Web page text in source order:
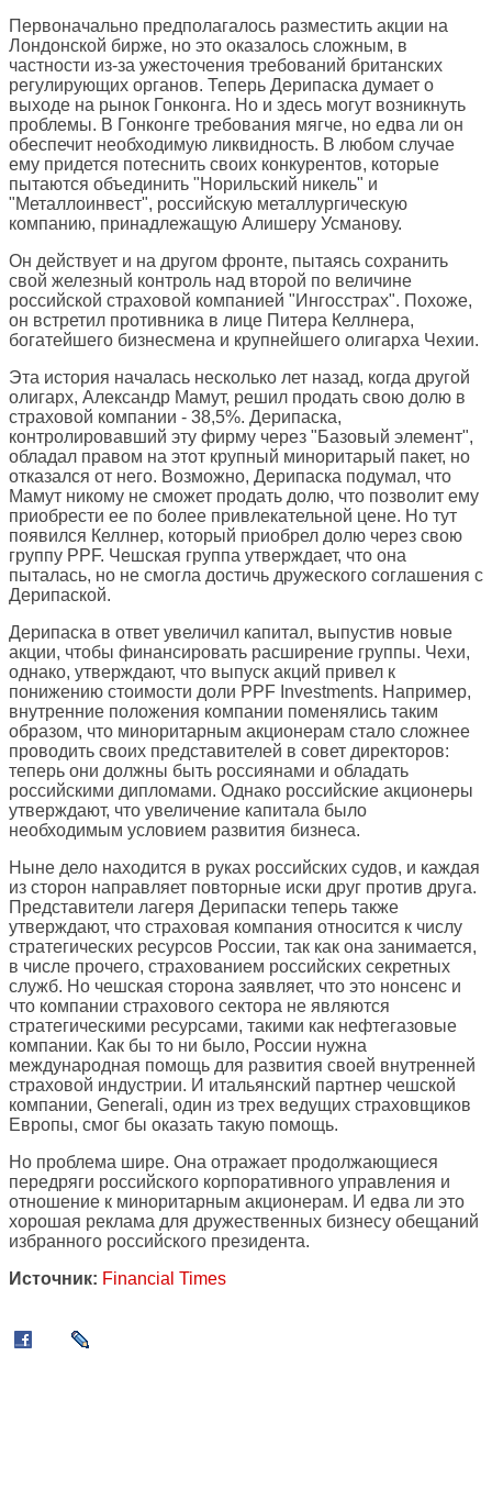
Первоначально предполагалось разместить акции на
Лондонской бирже, но это оказалось сложным, в
частности из-за ужесточения требований британских
регулирующих органов. Теперь Дерипаска думает о
выходе на рынок Гонконга. Но и здесь могут возникнуть
проблемы. В Гонконге требования мягче, но едва ли он
обеспечит необходимую ликвидность. В любом случае
ему придется потеснить своих конкурентов, которые
пытаются объединить "Норильский никель" и
"Металлоинвест", российскую металлургическую
компанию, принадлежащую Алишеру Усманову.
Он действует и на другом фронте, пытаясь сохранить
свой железный контроль над второй по величине
российской страховой компанией "Ингосстрах". Похоже,
он встретил противника в лице Питера Келлнера,
богатейшего бизнесмена и крупнейшего олигарха Чехии.
Эта история началась несколько лет назад, когда другой
олигарх, Александр Мамут, решил продать свою долю в
страховой компании - 38,5%. Дерипаска,
контролировавший эту фирму через "Базовый элемент",
обладал правом на этот крупный миноритарый пакет, но
отказался от него. Возможно, Дерипаска подумал, что
Мамут никому не сможет продать долю, что позволит ему
приобрести ее по более привлекательной цене. Но тут
появился Келлнер, который приобрел долю через свою
группу PPF. Чешская группа утверждает, что она
пыталась, но не смогла достичь дружеского соглашения с
Дерипаской.
Дерипаска в ответ увеличил капитал, выпустив новые
акции, чтобы финансировать расширение группы. Чехи,
однако, утверждают, что выпуск акций привел к
понижению стоимости доли PPF Investments. Например,
внутренние положения компании поменялись таким
образом, что миноритарным акционерам стало сложнее
проводить своих представителей в совет директоров:
теперь они должны быть россиянами и обладать
российскими дипломами. Однако российские акционеры
утверждают, что увеличение капитала было
необходимым условием развития бизнеса.
Ныне дело находится в руках российских судов, и каждая
из сторон направляет повторные иски друг против друга.
Представители лагеря Дерипаски теперь также
утверждают, что страховая компания относится к числу
стратегических ресурсов России, так как она занимается,
в числе прочего, страхованием российских секретных
служб. Но чешская сторона заявляет, что это нонсенс и
что компании страхового сектора не являются
стратегическими ресурсами, такими как нефтегазовые
компании. Как бы то ни было, России нужна
международная помощь для развития своей внутренней
страховой индустрии. И итальянский партнер чешской
компании, Generali, один из трех ведущих страховщиков
Европы, смог бы оказать такую помощь.
Но проблема шире. Она отражает продолжающиеся
передряги российского корпоративного управления и
отношение к миноритарным акционерам. И едва ли это
хорошая реклама для дружественных бизнесу обещаний
избранного российского президента.
Источник: Financial Times